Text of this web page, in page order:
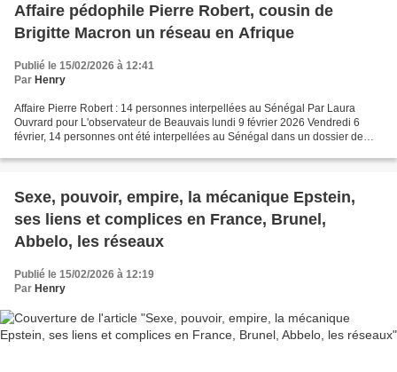
Affaire pédophile Pierre Robert, cousin de
Brigitte Macron un réseau en Afrique
Publié le 15/02/2026 à 12:41
Par Henry
Affaire Pierre Robert : 14 personnes interpellées au Sénégal Par Laura
Ouvrard pour L'observateur de Beauvais lundi 9 février 2026 Vendredi 6
février, 14 personnes ont été interpellées au Sénégal dans un dossier de
Sexe, pouvoir, empire, la mécanique Epstein,
ses liens et complices en France, Brunel,
Abbelo, les réseaux
Publié le 15/02/2026 à 12:19
Par Henry